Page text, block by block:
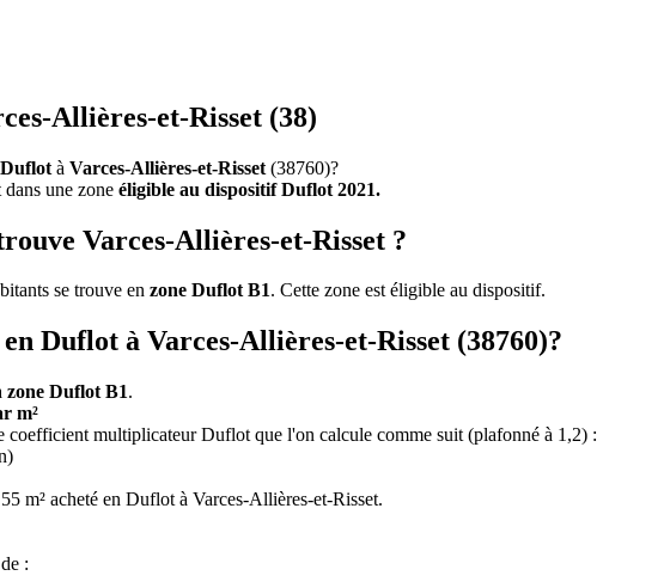
Allières-et-Risset (38)
Duflot à Varces-Allières-et-Risset (38760)?
dans une zone éligible au dispositif Duflot 2021.
Varces-Allières-et-Risset ?
se trouve en zone Duflot B1. Cette zone est éligible au dispositif.
Duflot à Varces-Allières-et-Risset (38760)?
zone Duflot B1.
m²
coefficient multiplicateur Duflot que l'on calcule comme suit (plafonné à 1,2) :
m² acheté en Duflot à Varces-Allières-et-Risset.
: